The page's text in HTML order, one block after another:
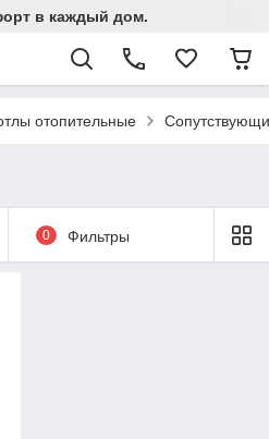
в каждый дом.
отопительные
0 Фильтры